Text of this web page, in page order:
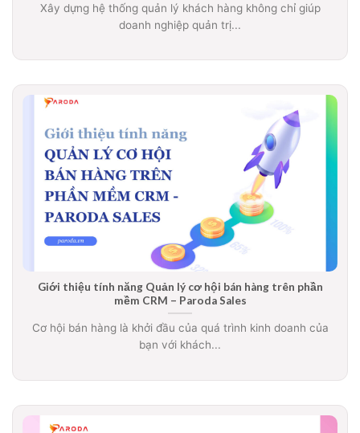
Xây dựng hệ thống quản lý khách hàng không chỉ giúp
doanh nghiệp quản trị...
Giới thiệu tính năng Quản lý cơ hội bán hàng trên phần
mềm CRM – Paroda Sales
Cơ hội bán hàng là khởi đầu của quá trình kinh doanh của
bạn với khách...